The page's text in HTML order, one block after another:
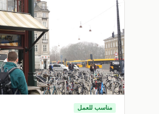
مناسب للعمل